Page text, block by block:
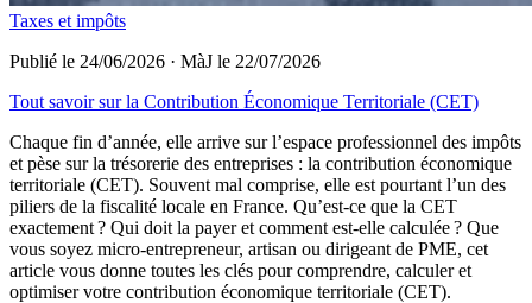
Taxes et impôts
Publié le 24/06/2026 · MàJ le 22/07/2026
Tout savoir sur la Contribution Économique Territoriale (CET)
Chaque fin d’année, elle arrive sur l’espace professionnel des impôts
et pèse sur la trésorerie des entreprises : la contribution économique
territoriale (CET). Souvent mal comprise, elle est pourtant l’un des
piliers de la fiscalité locale en France. Qu’est-ce que la CET
exactement ? Qui doit la payer et comment est-elle calculée ? Que
vous soyez micro-entrepreneur, artisan ou dirigeant de PME, cet
article vous donne toutes les clés pour comprendre, calculer et
optimiser votre contribution économique territoriale (CET).